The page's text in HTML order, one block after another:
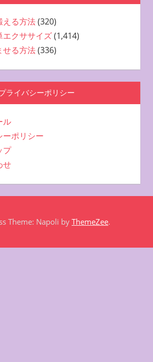
える方法(320)
エクササイズ(1,414)
せる方法(336)
ライバシーポリシー
ル
ーポリシー
プ
せ
Theme: Napoli by ThemeZee.